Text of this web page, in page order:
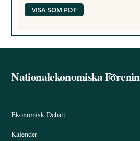
VISA SOM PDF
Back
Nationalekonomiska
Ekonomisk Debatt
Kalender